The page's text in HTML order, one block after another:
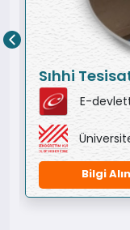
Sıhhi
E-
Bilgi Alın